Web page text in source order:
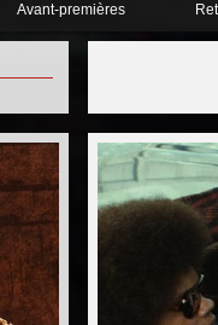
Avant-premières